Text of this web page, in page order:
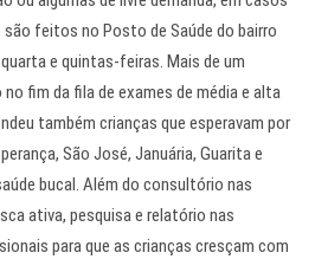
feitos no Posto de Saúde do bairro
e quintas-feiras. Mais de um
fim da fila de exames de média e alta
também crianças que esperavam por
São José, Januária, Guarita e
bucal. Além do consultório nas
ativa, pesquisa e relatório nas
para que as crianças cresçam com